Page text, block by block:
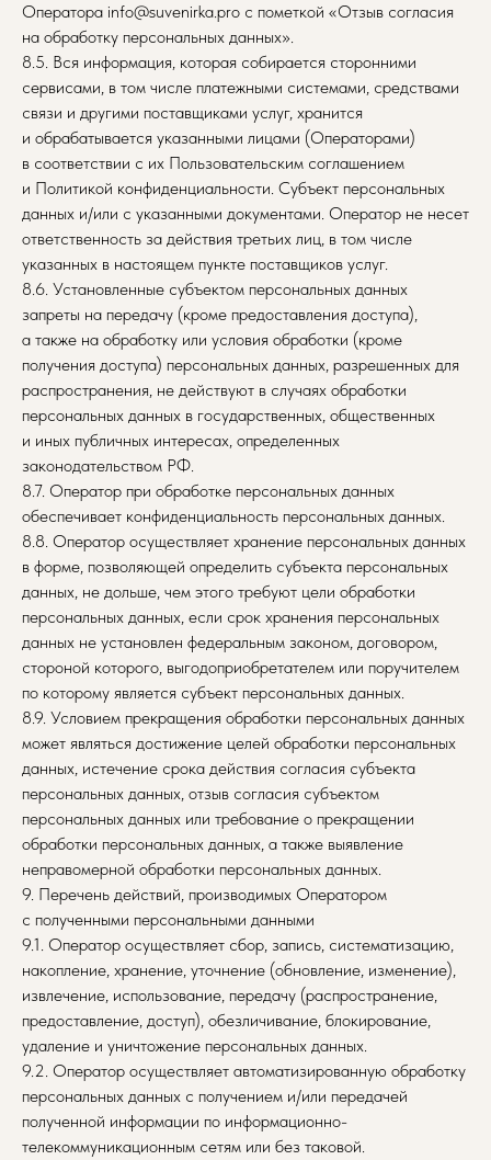
Оператора info@suvenirka.pro с пометкой «Отзыв согласия
на обработку персональных данных».
8.5. Вся информация, которая собирается сторонними
сервисами, в том числе платежными системами, средствами
связи и другими поставщиками услуг, хранится
и обрабатывается указанными лицами (Операторами)
в соответствии с их Пользовательским соглашением
и Политикой конфиденциальности. Субъект персональных
данных и/или с указанными документами. Оператор не несет
ответственность за действия третьих лиц, в том числе
указанных в настоящем пункте поставщиков услуг.
8.6. Установленные субъектом персональных данных
запреты на передачу (кроме предоставления доступа),
а также на обработку или условия обработки (кроме
получения доступа) персональных данных, разрешенных для
распространения, не действуют в случаях обработки
персональных данных в государственных, общественных
и иных публичных интересах, определенных
законодательством РФ.
8.7. Оператор при обработке персональных данных
обеспечивает конфиденциальность персональных данных.
8.8. Оператор осуществляет хранение персональных данных
в форме, позволяющей определить субъекта персональных
данных, не дольше, чем этого требуют цели обработки
персональных данных, если срок хранения персональных
данных не установлен федеральным законом, договором,
стороной которого, выгодоприобретателем или поручителем
по которому является субъект персональных данных.
8.9. Условием прекращения обработки персональных данных
может являться достижение целей обработки персональных
данных, истечение срока действия согласия субъекта
персональных данных, отзыв согласия субъектом
персональных данных или требование о прекращении
обработки персональных данных, а также выявление
неправомерной обработки персональных данных.
9. Перечень действий, производимых Оператором
с полученными персональными данными
9.1. Оператор осуществляет сбор, запись, систематизацию,
накопление, хранение, уточнение (обновление, изменение),
извлечение, использование, передачу (распространение,
предоставление, доступ), обезличивание, блокирование,
удаление и уничтожение персональных данных.
9.2. Оператор осуществляет автоматизированную обработку
персональных данных с получением и/или передачей
полученной информации по информационно-
телекоммуникационным сетям или без таковой.